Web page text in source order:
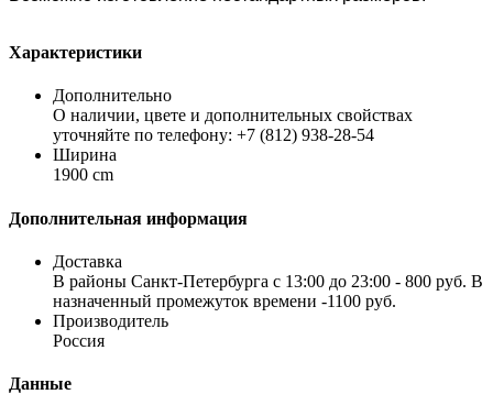
Характеристики
Дополнительно
О наличии, цвете и дополнительных свойствах
уточняйте по телефону: +7 (812) 938-28-54
Ширина
1900 cm
Дополнительная информация
Доставка
В районы Санкт-Петербурга с 13:00 до 23:00 - 800 руб. В
назначенный промежуток времени -1100 руб.
Производитель
Россия
Данные